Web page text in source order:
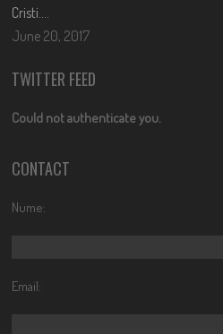
Cristi….
June 20, 2017
TWITTER FEED
Could not authenticate you.
CONTACT
Nume:
Email: